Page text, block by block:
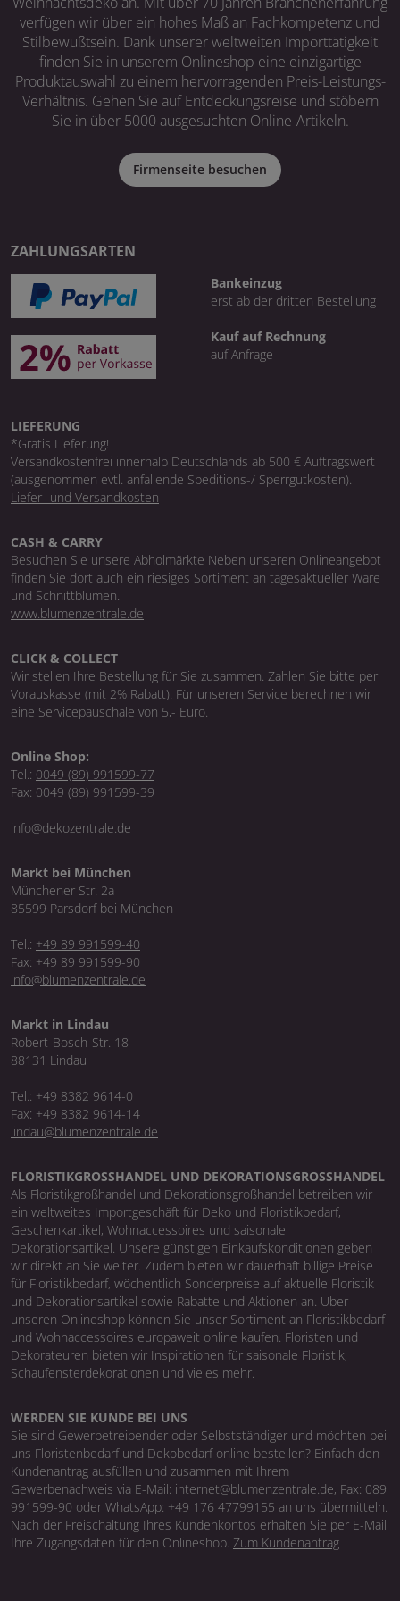
verfügen wir über ein hohes Maß an Fachkompetenz und
Stilbewußtsein. Dank unserer weltweiten Importtätigkeit
finden Sie in unserem Onlineshop eine einzigartige
Produktauswahl zu einem hervorragenden Preis-Leistungs-
Verhältnis. Gehen Sie auf Entdeckungsreise und stöbern
Sie in über 5000 ausgesuchten Online-Artikeln.
Firmenseite besuchen
ZAHLUNGSARTEN
Bankeinzug
erst ab der dritten Bestellung
Kauf auf Rechnung
auf Anfrage
LIEFERUNG
*Gratis Lieferung!
Versandkostenfrei innerhalb Deutschlands ab 500 € Auftragswert
(ausgenommen evtl. anfallende Speditions-/ Sperrgutkosten).
Liefer- und Versandkosten
CASH & CARRY
Besuchen Sie unsere Abholmärkte Neben unseren Onlineangebot
finden Sie dort auch ein riesiges Sortiment an tagesaktueller Ware
und Schnittblumen.
www.blumenzentrale.de
CLICK & COLLECT
Wir stellen Ihre Bestellung für Sie zusammen. Zahlen Sie bitte per
Vorauskasse (mit 2% Rabatt). Für unseren Service berechnen wir
eine Servicepauschale von 5,- Euro.
Online Shop:
Tel.: 0049 (89) 991599-77
Fax: 0049 (89) 991599-39
info@dekozentrale.de
Markt bei München
Münchener Str. 2a
85599 Parsdorf bei München
Tel.: +49 89 991599-40
Fax: +49 89 991599-90
info@blumenzentrale.de
Markt in Lindau
Robert-Bosch-Str. 18
88131 Lindau
Tel.: +49 8382 9614-0
Fax: +49 8382 9614-14
lindau@blumenzentrale.de
FLORISTIKGROSSHANDEL UND DEKORATIONSGROSSHANDEL
Als Floristikgroßhandel und Dekorationsgroßhandel betreiben wir
ein weltweites Importgeschäft für Deko und Floristikbedarf,
Geschenkartikel, Wohnaccessoires und saisonale
Dekorationsartikel. Unsere günstigen Einkaufskonditionen geben
wir direkt an Sie weiter. Zudem bieten wir dauerhaft billige Preise
für Floristikbedarf, wöchentlich Sonderpreise auf aktuelle Floristik
und Dekorationsartikel sowie Rabatte und Aktionen an. Über
unseren Onlineshop können Sie unser Sortiment an Floristikbedarf
und Wohnaccessoires europaweit online kaufen. Floristen und
Dekorateuren bieten wir Inspirationen für saisonale Floristik,
Schaufensterdekorationen und vieles mehr.
WERDEN SIE KUNDE BEI UNS
Sie sind Gewerbetreibender oder Selbstständiger und möchten bei
uns Floristenbedarf und Dekobedarf online bestellen? Einfach den
Kundenantrag ausfüllen und zusammen mit Ihrem
Gewerbenachweis via E-Mail: internet@blumenzentrale.de, Fax: 089
991599-90 oder WhatsApp: +49 176 47799155 an uns übermitteln.
Nach der Freischaltung Ihres Kundenkontos erhalten Sie per E-Mail
Ihre Zugangsdaten für den Onlineshop. Zum Kundenantrag